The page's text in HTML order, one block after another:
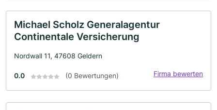
Michael Scholz Generalagentur
Continentale Versicherung
Nordwall 11, 47608 Geldern
0.0 (0 Bewertungen) Firma bewerten